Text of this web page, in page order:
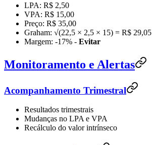
LPA: R$ 2,50
VPA: R$ 15,00
Preço: R$ 35,00
Graham: √(22,5 × 2,5 × 15) = R$ 29,05
Margem: -17% - Evitar
Monitoramento e Alertas
Acompanhamento Trimestral
Resultados trimestrais
Mudanças no LPA e VPA
Recálculo do valor intrínseco